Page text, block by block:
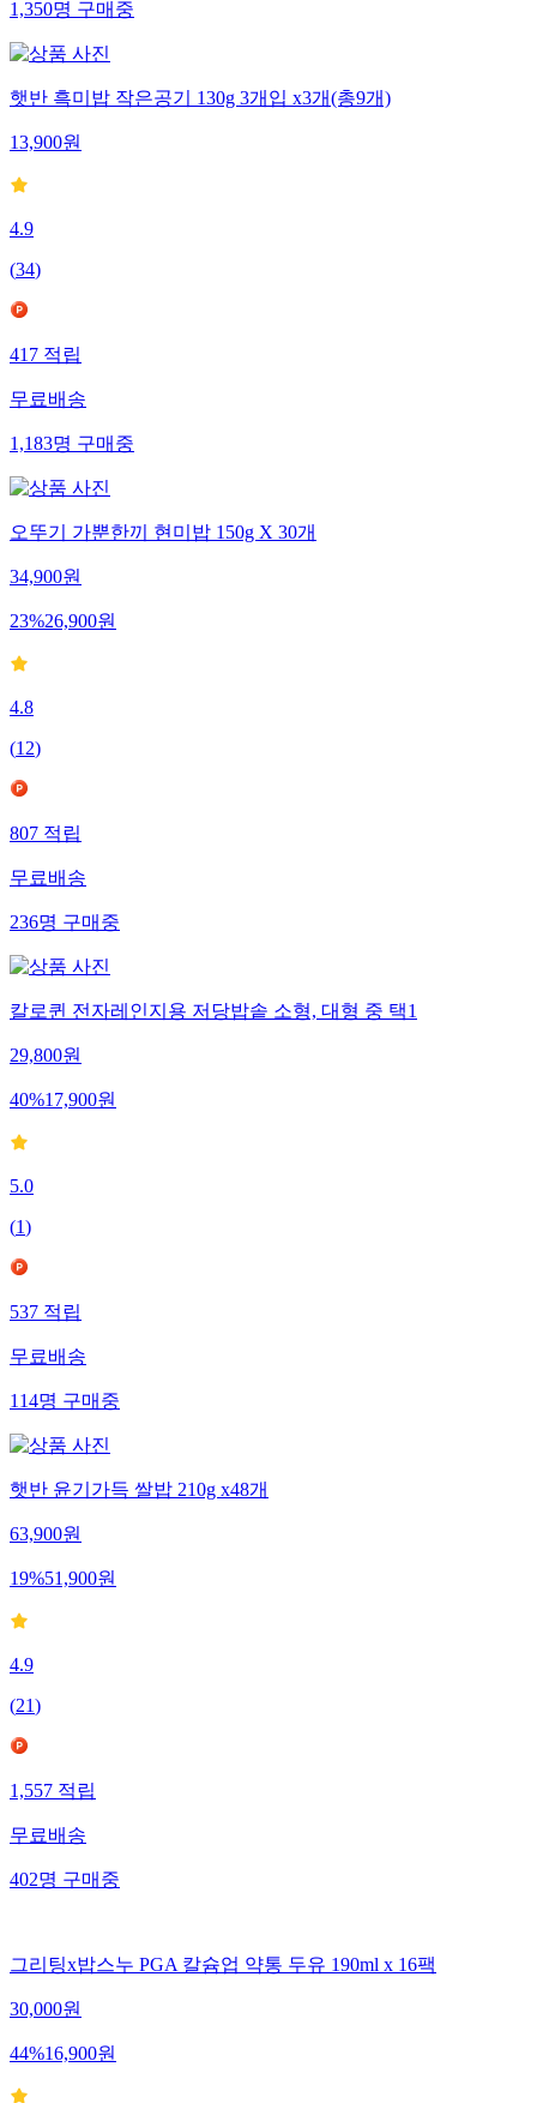
1,350명구매중
햇반 흑미밥 작은공기 130g 3개입 x3개(총9개)
13,900원
4.9
(34)
417적립
무료배송
1,183명구매중
오뚜기 가뿐한끼 현미밥 150g X 30개
34,900원
23%26,900원
4.8
(12)
807적립
무료배송
236명구매중
칼로퀸 전자레인지용 저당밥솥 소형, 대형 중 택1
29,800원
40%17,900원
5.0
(1)
537적립
무료배송
114명구매중
햇반 윤기가득 쌀밥 210g x48개
63,900원
19%51,900원
4.9
(21)
1,557적립
무료배송
402명구매중
그리팅x밥스누 PGA 칼슘업 약통 두유 190ml x 16팩
30,000원
44%16,900원